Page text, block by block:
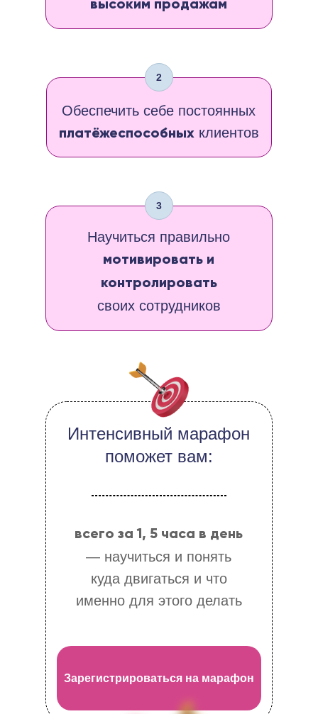
высоким продажам
Обеспечить себе постоянных
платёжеспособныхклиентов
2
3
Научиться правильно
мотивировать и
контролировать
своих сотрудников
Интенсивный марафон
поможет вам:
всего за 1, 5 часа в день
— научиться и понять
куда двигаться и что
именно для этого делать
Зарегистрироваться на марафон